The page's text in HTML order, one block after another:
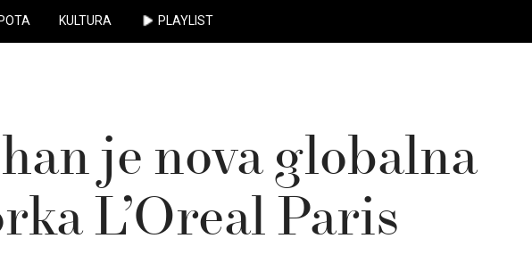
KULTURA PLAYLIST
je nova globalna
L’Oreal Paris